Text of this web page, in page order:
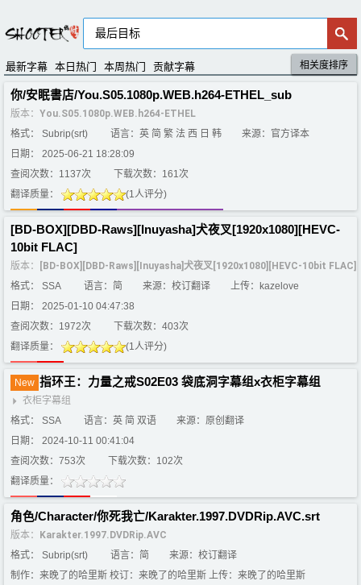
最新字幕 本日热门 本周热门 贡献字幕 默认排序
评分排序
相关度排序
你/安眠書店/You.S05.1080p.WEB.h264-ETHEL_sub
版本： You.S05.1080p.WEB.h264-ETHEL
格式： Subrip(srt)
语言：英 简 繁 法 西 日 韩
来源：官方译本
日期： 2025-06-21 18:28:09
查阅次数：1137次
下载次数：161次
翻译质量：
(1人评分)
[BD-BOX][DBD-Raws][Inuyasha]犬夜叉[1920x1080][HEVC-
10bit FLAC]
版本：
[BD-BOX][DBD-Raws][Inuyasha]犬夜叉[1920x1080][HEVC-10bit FLAC]
格式： SSA
语言：简 来源：校订翻译
上传：kazelove
日期： 2025-01-10 04:47:38
查阅次数：1972次
下载次数：403次
翻译质量：
(1人评分)
New 指环王：力量之戒S02E03 袋底洞字幕组x衣柜字幕组
衣柜字幕组
格式： SSA
语言：英 简 双语
来源：原创翻译
日期： 2024-10-11 00:41:04
查阅次数：753次
下载次数：102次
翻译质量：
角色/Character/你死我亡/Karakter.1997.DVDRip.AVC.srt
版本：
Karakter.1997.DVDRip.AVC
格式： Subrip(srt)
语言：简
来源：校订翻译
制作：来晚了的哈里斯 校订：来晚了的哈里斯 上传：来晚了的哈里斯